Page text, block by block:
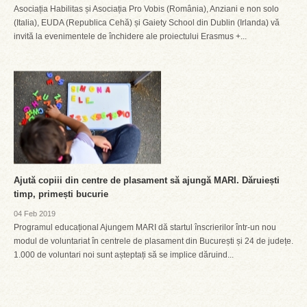
Asociația Habilitas și Asociația Pro Vobis (România), Anziani e non solo
(Italia), EUDA (Republica Cehă) și Gaiety School din Dublin (Irlanda) vă
invită la evenimentele de închidere ale proiectului Erasmus +...
Ajută copiii din centre de plasament să ajungă MARI. Dăruiești
timp, primești bucurie
04 Feb 2019
Programul educațional Ajungem MARI dă startul înscrierilor într-un nou
modul de voluntariat în centrele de plasament din București și 24 de județe.
1.000 de voluntari noi sunt așteptați să se implice dăruind...